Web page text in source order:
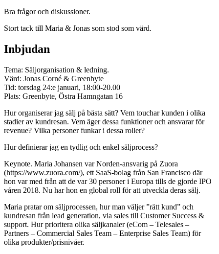
Bra frågor och diskussioner.
Stort tack till Maria & Jonas som stod som värd.
Inbjudan
Tema: Säljorganisation & ledning.
Värd: Jonas Corné & Greenbyte
Tid: torsdag 24:e januari, 18:00-20.00
Plats: Greenbyte, Östra Hamngatan 16
Hur organiserar jag sälj på bästa sätt? Vem touchar kunden i olika
stadier av kundresan. Vem äger dessa funktioner och ansvarar för
revenue? Vilka personer funkar i dessa roller?
Hur definierar jag en tydlig och enkel säljprocess?
Keynote. Maria Johansen var Norden-ansvarig på Zuora
(https://www.zuora.com/), ett SaaS-bolag från San Francisco där
hon var med från att de var 30 personer i Europa tills de gjorde IPO
våren 2018. Nu har hon en global roll för att utveckla deras sälj.
Maria pratar om säljprocessen, hur man väljer ”rätt kund” och
kundresan från lead generation, via sales till Customer Success &
support. Hur prioritera olika säljkanaler (eCom – Telesales –
Partners – Commercial Sales Team – Enterprise Sales Team) för
olika produkter/prisnivåer.